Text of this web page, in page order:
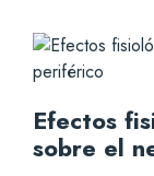
Efectos
sobre el